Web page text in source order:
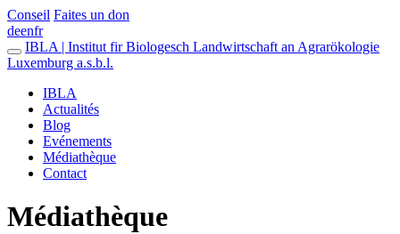
Conseil Faites un don
deenfr
IBLA | Institut fir Biologesch Landwirtschaft an Agrarökologie
Luxemburg a.s.b.l.
IBLA
Actualités
Blog
Evénements
Médiathèque
Contact
Médiathèque